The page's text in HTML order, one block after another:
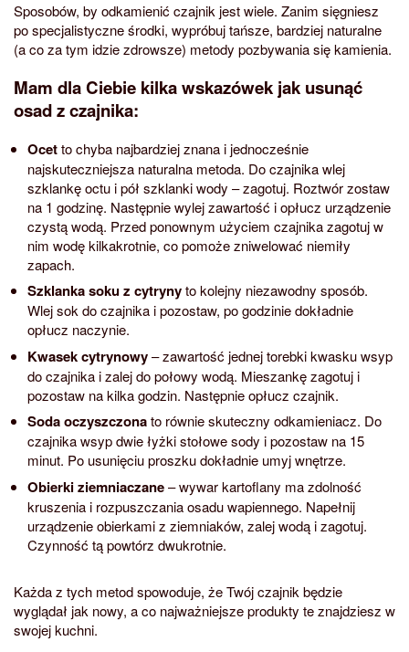
Sposobów, by odkamienić czajnik jest wiele. Zanim sięgniesz
po specjalistyczne środki, wypróbuj tańsze, bardziej naturalne
(a co za tym idzie zdrowsze) metody pozbywania się kamienia.
Mam dla Ciebie kilka wskazówek jak usunąć
osad z czajnika:
Ocetto chyba najbardziej znana i jednocześnie
najskuteczniejsza naturalna metoda. Do czajnika wlej
szklankę octu i pół szklanki wody – zagotuj. Roztwór zostaw
na 1 godzinę. Następnie wylej zawartość i opłucz urządzenie
czystą wodą. Przed ponownym użyciem czajnika zagotuj w
nim wodę kilkakrotnie, co pomoże zniwelować niemiły
zapach.
Szklanka soku z cytrynyto kolejny niezawodny sposób.
Wlej sok do czajnika i pozostaw, po godzinie dokładnie
opłucz naczynie.
Kwasek cytrynowy– zawartość jednej torebki kwasku wsyp
do czajnika i zalej do połowy wodą. Mieszankę zagotuj i
pozostaw na kilka godzin. Następnie opłucz czajnik.
Soda oczyszczonato równie skuteczny odkamieniacz. Do
czajnika wsyp dwie łyżki stołowe sody i pozostaw na 15
minut. Po usunięciu proszku dokładnie umyj wnętrze.
Obierki ziemniaczane– wywar kartoflany ma zdolność
kruszenia i rozpuszczania osadu wapiennego. Napełnij
urządzenie obierkami z ziemniaków, zalej wodą i zagotuj.
Czynność tą powtórz dwukrotnie.
Każda z tych metod spowoduje, że Twój czajnik będzie
wyglądał jak nowy, a co najważniejsze produkty te znajdziesz w
swojej kuchni.